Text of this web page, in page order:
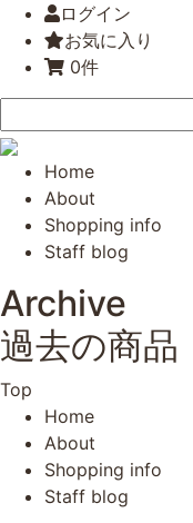
ログイン
お気に入り
0件
Home
About
Shopping info
Staff blog
Archive
過去の商品
Top
Home
About
Shopping info
Staff blog